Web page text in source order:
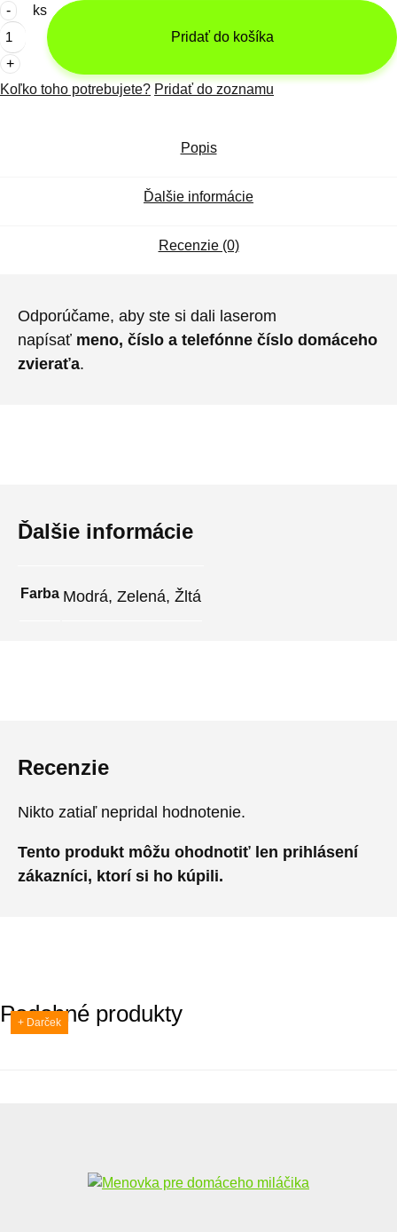
množstvo
Menovka
pre
domáceho
miláčika
ks
Pridať do košíka
Koľko toho potrebujete? Pridať do zoznamu
Popis
Ďalšie informácie
Recenzie (0)
Odporúčame, aby ste si dali laserom
napísať meno, číslo a telefónne číslo domáceho
zvieraťa.
Ďalšie informácie
Farba Modrá, Zelená, Žltá
Recenzie
Nikto zatiaľ nepridal hodnotenie.
Tento produkt môžu ohodnotiť len prihlásení
zákazníci, ktorí si ho kúpili.
Podobné produkty
+ Darček
+ Darček
+ Darček
+ Darček